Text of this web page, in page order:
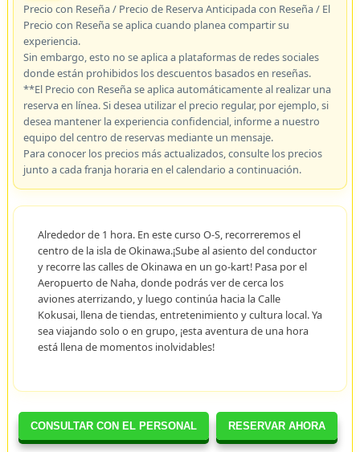
CONSULTAR CON EL PERSONAL RESERVAR AHORA
Precio con Reseña / Precio de Reserva Anticipada con Reseña / El
Precio con Reseña se aplica cuando planea compartir su
experiencia.
Sin embargo, esto no se aplica a plataformas de redes sociales
donde están prohibidos los descuentos basados en reseñas.
**El Precio con Reseña se aplica automáticamente al realizar una
reserva en línea. Si desea utilizar el precio regular, por ejemplo, si
desea mantener la experiencia confidencial, informe a nuestro
equipo del centro de reservas mediante un mensaje.
Para conocer los precios más actualizados, consulte los precios
junto a cada franja horaria en el calendario a continuación.
Alrededor de 1 hora. En este curso O-S, recorreremos el
centro de la isla de Okinawa.¡Sube al asiento del conductor
y recorre las calles de Okinawa en un go-kart! Pasa por el
Aeropuerto de Naha, donde podrás ver de cerca los
aviones aterrizando, y luego continúa hacia la Calle
Kokusai, llena de tiendas, entretenimiento y cultura local. Ya
sea viajando solo o en grupo, ¡esta aventura de una hora
está llena de momentos inolvidables!